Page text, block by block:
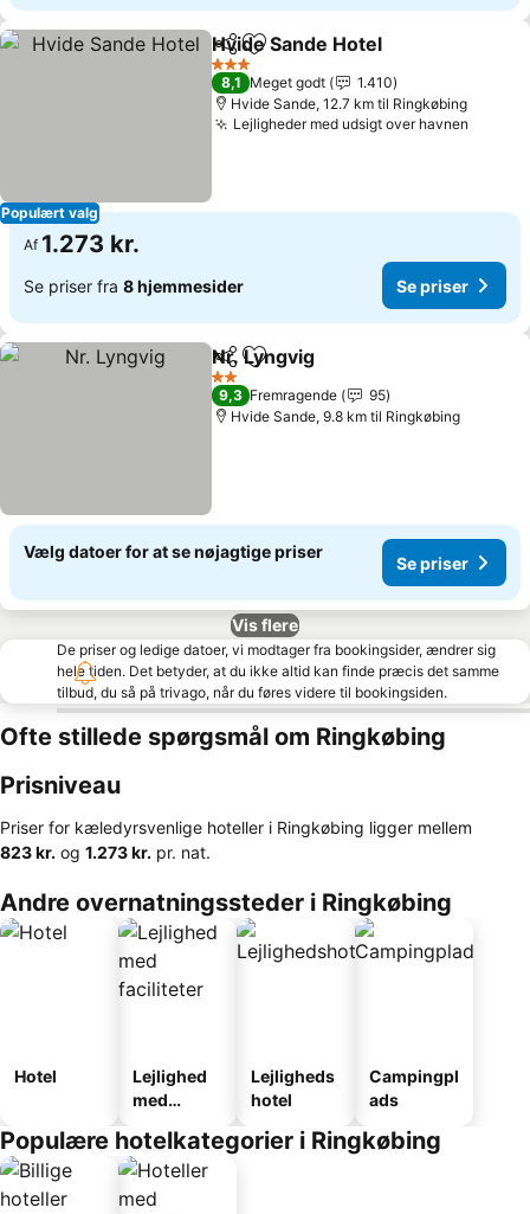
Populært valg
Del Føj til favoritter
Hvide Sande Hotel
3 Stjerner
8,1 Meget godt
1.410
Hvide Sande, 12.7 km til Ringkøbing
Lejligheder med udsigt over havnen
Af 1.273 kr.
Se priser fra 8 hjemmesider Se priser
Del Føj til favoritter
Nr. Lyngvig
2 Stjerner
9,3 Fremragende
95
Hvide Sande, 9.8 km til Ringkøbing
Vælg datoer for at se nøjagtige priser
Se priser
Vis flere
De priser og ledige datoer, vi modtager fra bookingsider, ændrer sig
hele tiden. Det betyder, at du ikke altid kan finde præcis det samme
tilbud, du så på trivago, når du føres videre til bookingsiden.
Ofte stillede spørgsmål om Ringkøbing
Prisniveau
Priser for kæledyrsvenlige hoteller i Ringkøbing ligger mellem
‎823 kr. og ‎1.273 kr. pr. nat.
Andre overnatningssteder i Ringkøbing
Hotel
Lejlighed
med
Lejligheds
hotel
Campingpl
ads
Populære hotelkategorier i Ringkøbing